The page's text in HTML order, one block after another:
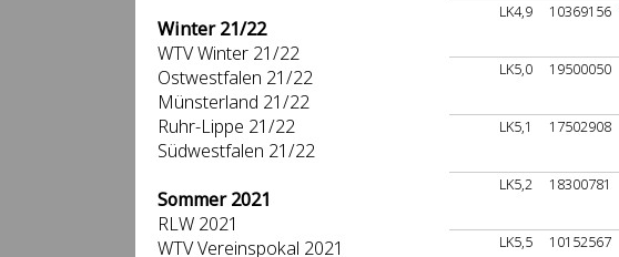
Winter 21/22
WTV Winter 21/22
Ostwestfalen 21/22
Münsterland 21/22
Ruhr-Lippe 21/22
Südwestfalen 21/22
Sommer 2021
RLW 2021
WTV Vereinspokal 2021
LK4,9
10369156
LK5,0
19500050
LK5,1
17502908
LK5,2
18300781
LK5,5
10152567